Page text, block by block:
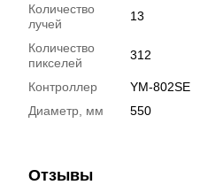
Количество
лучей
13
Количество
пикселей
312
Контроллер
YM-802SE
Диаметр, мм
550
Отзывы